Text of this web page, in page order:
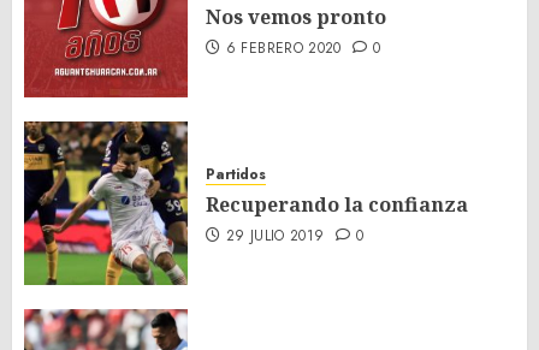
Nos vemos pronto
6 FEBRERO 2020 0
Partidos
Recuperando la confianza
29 JULIO 2019 0